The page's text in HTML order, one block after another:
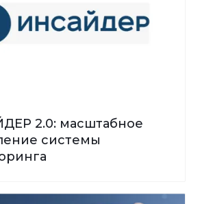
2.0: масштабное
системы